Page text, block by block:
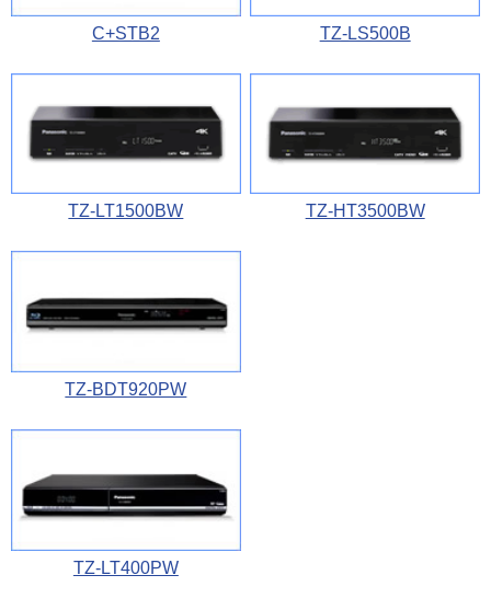
C+STB2 TZ-LS500B
TZ-LT1500BW TZ-HT3500BW
TZ-BDT920PW
TZ-LT400PW